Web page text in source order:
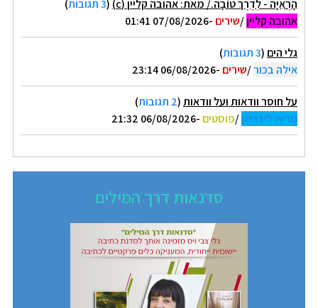
הָרְאִיָּה - לְדֶרֶךְ טוֹבָה./ מאת: אהובה קליין (c) (3 תגובות
)
אהובה קליין/שירים -07/08/2026 01:41
גלי הים (3 תגובות
)
אילה בכור/שירים -06/08/2026 23:14
על חוסר וודאות ועל וודאות(2 תגובות
)
נורית ליברמן/פוסטים -06/08/2026 21:32
סדנאות דרך המילים